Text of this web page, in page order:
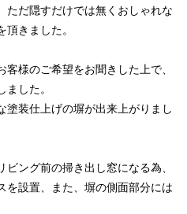
ただ隠すだけでは無くおしゃれな
きました。
様のご希望をお聞きした上で、
した。
塗装仕上げの塀が出来上がりまし
ング前の掃き出し窓になる為、
を設置、また、塀の側面部分には